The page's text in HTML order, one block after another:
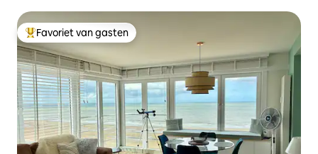
Topfavoriet van gasten
Favoriet van gasten